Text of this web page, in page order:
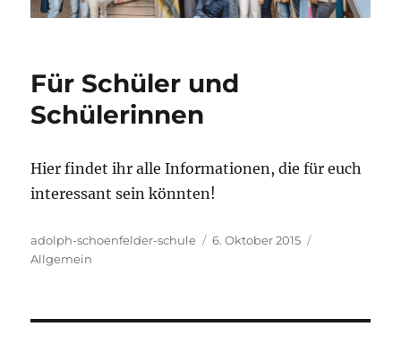
Für Schüler und
Schülerinnen
Hier findet ihr alle Informationen, die für euch
interessant sein könnten!
Autor
adolph-schoenfelder-schule
Veröffentlicht
6. Oktober 2015
Allgemein